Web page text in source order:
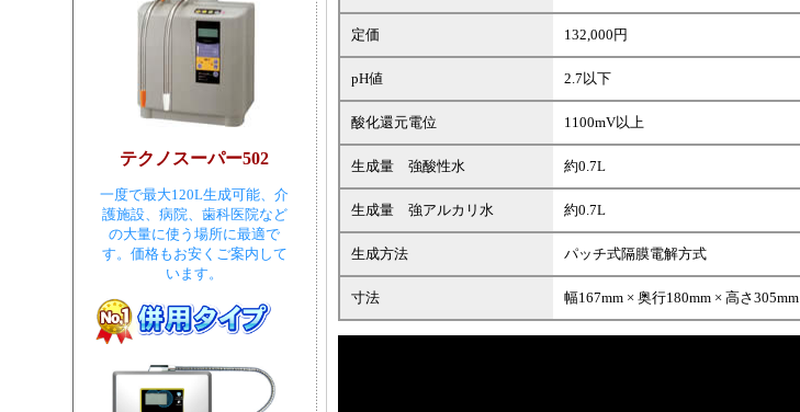
テクノスーパー502
一度で最大120L生成可能、介
護施設、病院、歯科医院など
の大量に使う場所に最適で
す。価格もお安くご案内して
います。
定価 132,000円
pH値 2.7以下
酸化還元電位 1100mV以上
生成量 強酸性水 約0.7L
生成量 強アルカリ水 約0.7L
生成方法 パッチ式隔膜電解方式
寸法 幅167mm × 奥行180mm × 高さ305mm